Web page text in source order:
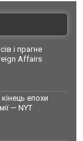
і прагне
Affairs
епохи
— NYT